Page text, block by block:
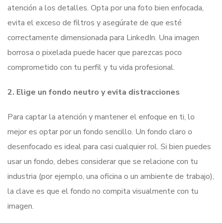
atención a los detalles. Opta por una foto bien enfocada,
evita el exceso de filtros y asegúrate de que esté
correctamente dimensionada para LinkedIn. Una imagen
borrosa o pixelada puede hacer que parezcas poco
comprometido con tu perfil y tu vida profesional.
2. Elige un fondo neutro y evita distracciones
Para captar la atención y mantener el enfoque en ti, lo
mejor es optar por un fondo sencillo. Un fondo claro o
desenfocado es ideal para casi cualquier rol. Si bien puedes
usar un fondo, debes considerar que se relacione con tu
industria (por ejemplo, una oficina o un ambiente de trabajo),
la clave es que el fondo no compita visualmente con tu
imagen.